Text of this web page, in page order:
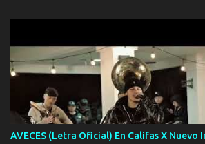
AVECES (Letra Oficial) En Califas X Nuevo